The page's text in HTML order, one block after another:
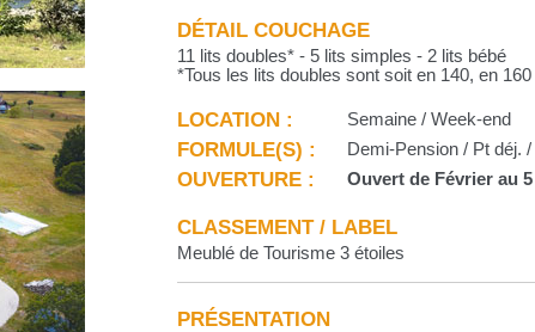
DÉTAIL COUCHAGE
11 lits doubles* - 5 lits simples - 2 lits bébé
*Tous les lits doubles sont soit en 140, en 160
LOCATION : Semaine / Week-end
FORMULE(S) : Demi-Pension / Pt déj.
OUVERTURE : Ouvert de Février au
CLASSEMENT / LABEL
Meublé de Tourisme 3 étoiles
PRÉSENTATION